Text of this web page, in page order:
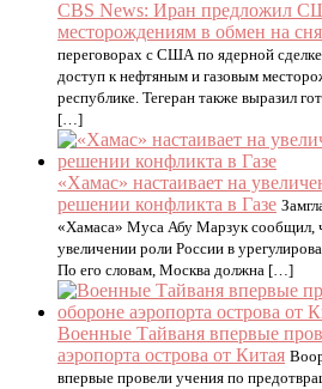
CBS News: Иран предложил
месторождениям в обмен на
переговорах с США по ядерной
доступ к нефтяным и газовым
республике. Тегеран также выразил
[…]
«Хамас» настаивает на
решении конфликта в Газе
«Хамаса» Муса Абу Марзук сообщил,
увеличении роли России в
По его словам, Москва должна […]
Военные Тайваня впервые
аэропорта острова от Китая
впервые провели учения по